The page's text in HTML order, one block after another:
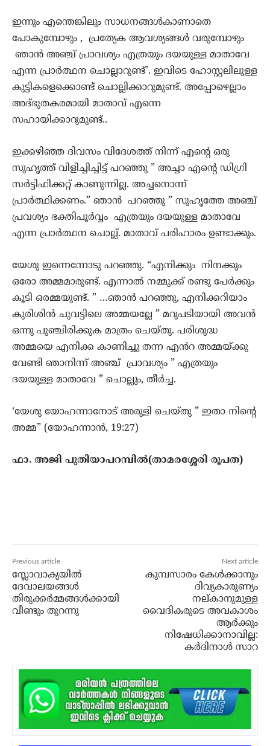
ഇന്നും എന്തെങ്കിലും സാധനങ്ങള്‍കാണാതെ
പോകുമ്പോഴും , പ്രത്യേക ആവശ്യങ്ങൾ വരുമ്പോഴും
ഞാൻ അഞ്ച് പ്രാവശ്യം എത്രയും ദയയുള്ള മാതാവേ
എന്ന പ്രാർത്ഥന ചൊല്ലാറുണ്ട്’. ഇവിടെ ഹോസ്റ്റലിലുള്ള
കുട്ടികളെക്കൊണ്ട് ചൊല്ലിക്കാറുമുണ്ട്. അപ്പോഴെല്ലാം
അദ്ഭുതകരമായി മാതാവ് എന്നെ
സഹായിക്കാറുമുണ്ട്..
ഇക്കഴിഞ്ഞ ദിവസം വിദേശത്ത് നിന്ന് എന്റെ ഒരു
സുഹൃത്ത് വിളിച്ചിച്ചിട്ട് പറഞ്ഞു ” അച്ചാ എന്റെ ഡിഗ്രി
സർട്ടിഫിക്കറ്റ് കാണുന്നില്ല. അച്ചനൊന്ന്
പ്രാർത്ഥിക്കണം.” ഞാൻ പറഞ്ഞു ” സുഹൃത്തേ അഞ്ച്
പ്രവശ്യം ഭക്തിപൂർവ്വം എത്രയും ദയയുള്ള മാതാവേ
എന്ന പ്രാർത്ഥന ചൊല്ല്. മാതാവ് പരിഹാരം ഉണ്ടാക്കും.
യേശു ഇന്നെന്നോടു പറഞ്ഞു. “എനിക്കും നിനക്കും
ഒരോ അമ്മമാരുണ്ട്. എന്നാൽ നമ്മുക്ക് രണ്ടു പേർക്കും
കൂടി ഒരമ്മയുണ്ട്. ” …ഞാൻ പറഞ്ഞു, എനിക്കറിയാം
കുരിശിൻ ചുവട്ടിലെ അമ്മയല്ലേ ” മറുപടിയായി അവൻ
ഒന്നു പുഞ്ചിരിക്കുക മാത്രം ചെയ്തു. പരിശുദ്ധ
അമ്മയെ എനിക്ക കാണിച്ചു തന്ന എൻറ അമ്മയ്ക്കു
വേണ്ടി ഞാനിന്ന് അഞ്ച് പ്രാവശ്യം ” എത്രയും
ദയയുള്ള മാതാവേ ” ചൊല്ലും, തീർച്ച.
‘യേശു യോഹന്നാനോട് അരുളി ചെയ്തു ” ഇതാ നിന്റെ
അമ്മ” (യോഹന്നാൻ, 19:27)
ഫാ. അജി പുതിയാപറമ്പിൽ(താമരശ്ശേരി രൂപത)
Previous article
സ്ലോവാക്യയില്‍
ദേവാലയങ്ങള്‍
തിരുക്കര്‍മ്മങ്ങള്‍ക്കായി
വീണ്ടും തുറന്നു
Next article
കുമ്പസാരം കേള്‍ക്കാനും
ദിവ്യകാരുണ്യം
നല്കാനുമുള്ള
വൈദികരുടെ അവകാശം
ആര്‍ക്കും
നിഷേധിക്കാനാവില്ല:
കര്‍ദിനാള്‍ സാറ